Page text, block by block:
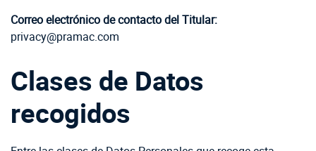
Correo electrónico de contacto del Titular:
privacy@pramac.com
Clases de Datos
recogidos